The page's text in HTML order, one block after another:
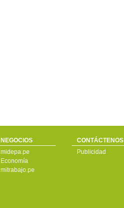
NEGOCIOS
midepa.pe
Economía
mitrabajo.pe
CONTÁCTENOS
Publicidad